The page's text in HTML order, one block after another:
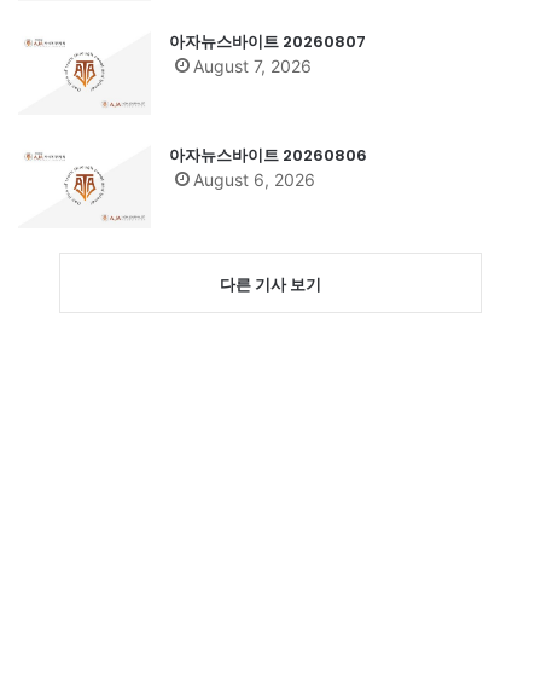
아자뉴스바이트 20260807
August 7, 2026
아자뉴스바이트 20260806
August 6, 2026
다른 기사 보기